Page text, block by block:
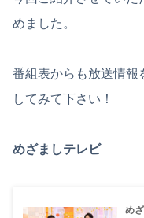
めました。
番組表からも放送情報
してみて下さい！
めざましテレビ
め